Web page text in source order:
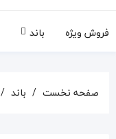
فروش ویژه باند
صفحه نخست باند